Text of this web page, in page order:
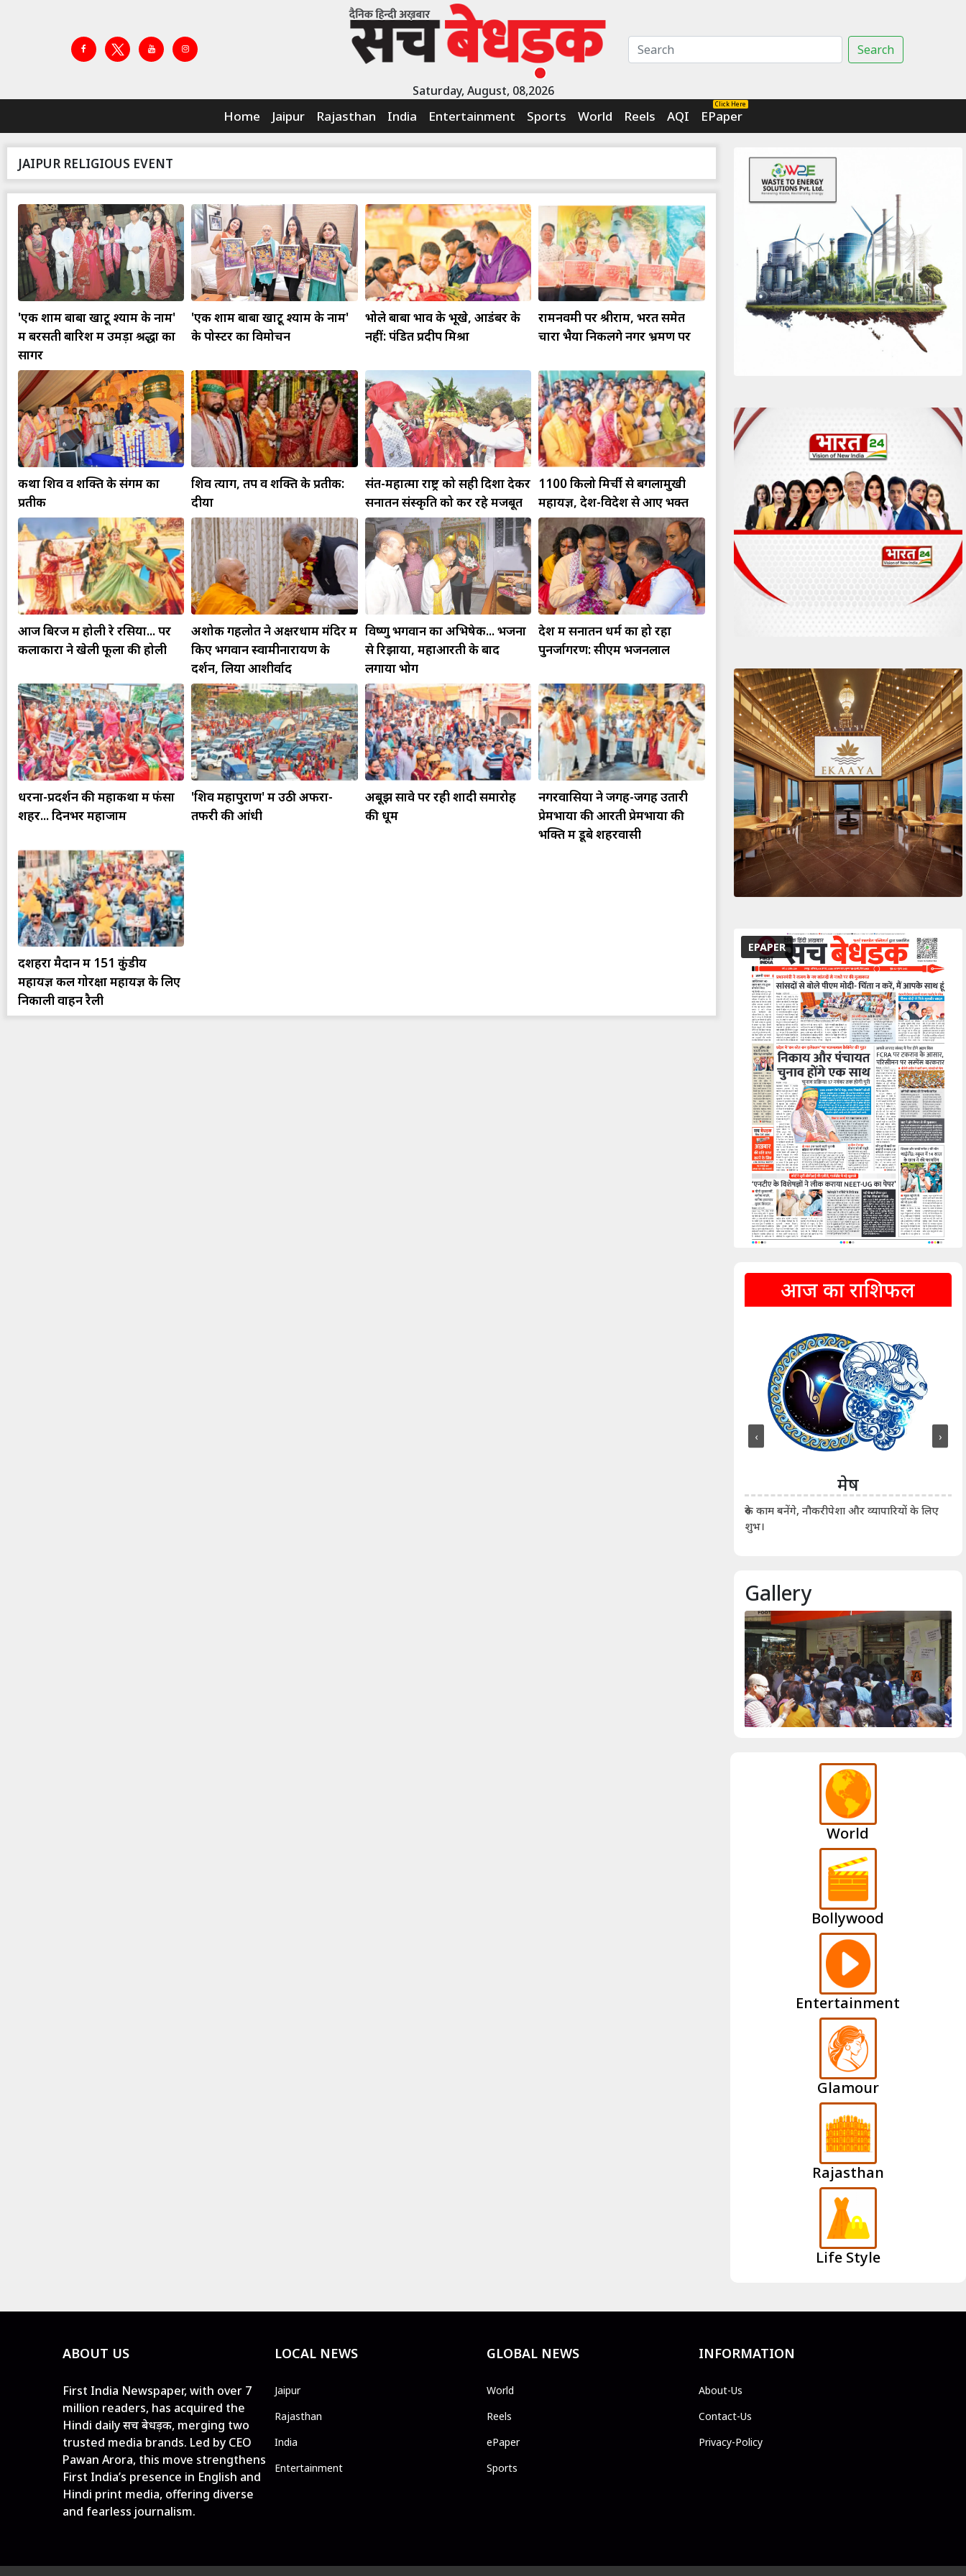
Saturday, August, 08,2026
Search
Home Jaipur Rajasthan India Entertainment Sports World Reels AQI
Click Here
EPaper
JAIPUR RELIGIOUS EVENT
'एक शाम बाबा खाटू श्याम के नाम'
में बरसती बारिश में उमड़ा श्रद्धा का
सागर
'एक शाम बाबा खाटू श्याम के नाम'
के पोस्टर का विमोचन
भोले बाबा भाव के भूखे, आडंबर के
नहीं: पंडित प्रदीप मिश्रा
रामनवमी पर श्रीराम, भरत समेत
चारों भैया निकलेंगे नगर भ्रमण पर
कथा शिव व शक्ति के संगम का
प्रतीक
शिव त्याग, तप व शक्ति के प्रतीक:
दीया
संत-महात्मा राष्ट्र को सही दिशा देकर
सनातन संस्कृति को कर रहे मजबूत
1100 किलो मिर्ची से बगलामुखी
महायज्ञ, देश-विदेश से आए भक्त
आज बिरज में होली रे रसिया... पर
कलाकारों ने खेली फूलों की होली
अशोक गहलोत ने अक्षरधाम मंदिर में
किए भगवान स्वामीनारायण के
दर्शन, लिया आशीर्वाद
विष्णु भगवान का अभिषेक... भजनों
से रिझाया, महाआरती के बाद
लगाया भोग
देश में सनातन धर्म का हो रहा
पुनर्जागरण: सीएम भजनलाल
धरना-प्रदर्शन की महाकथा में फंसा
शहर... दिनभर महाजाम
'शिव महापुराण' में उठी अफरा-
तफरी की आंधी
अबूझ सावे पर रही शादी समारोह
की धूम
नगरवासियों ने जगह-जगह उतारी
प्रेमभाया की आरती प्रेमभाया की
भक्ति में डूबे शहरवासी
दशहरा मैदान में 151 कुंडीय
महायज्ञ कल गोरक्षा महायज्ञ के लिए
निकाली वाहन रैली
EPAPER
आज का राशिफल
मेष
रुके काम बनेंगे, नौकरीपेशा और व्यापारियों के लिए
शुभ।
‹ ›
Gallery
World
Bollywood
Entertainment
Glamour
Rajasthan
Life Style
ABOUT US
First India Newspaper, with over 7
million readers, has acquired the
Hindi daily सच बेधड़क, merging two
trusted media brands. Led by CEO
Pawan Arora, this move strengthens
First India’s presence in English and
Hindi print media, offering diverse
and fearless journalism.
LOCAL NEWS
Jaipur
Rajasthan
India
Entertainment
GLOBAL NEWS
World
Reels
ePaper
Sports
INFORMATION
About-Us
Contact-Us
Privacy-Policy